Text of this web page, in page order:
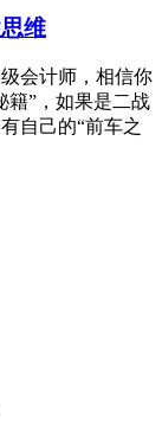
维
会计师，相信你
籍”，如果是二战
自己的“前车之